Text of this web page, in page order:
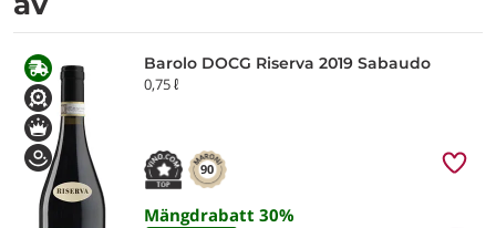
Barolo DOCG Riserva 2019 Sabaudo
0,75 ℓ
90
Mängdrabatt 30%